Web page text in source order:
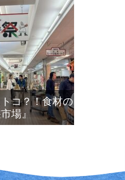
コ？！食材の
場』